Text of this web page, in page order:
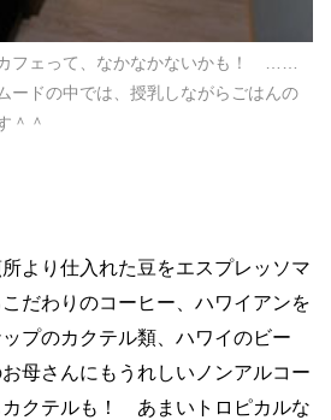
フェって、なかなかないかも！ ……
ードの中では、授乳しながらごはんの
＾＾
より仕入れた豆をエスプレッソマ
だわりのコーヒー、ハワイアンを
プのカクテル類、ハワイのビー
母さんにもうれしいノンアルコー
カクテルも！ あまいトロピカルな